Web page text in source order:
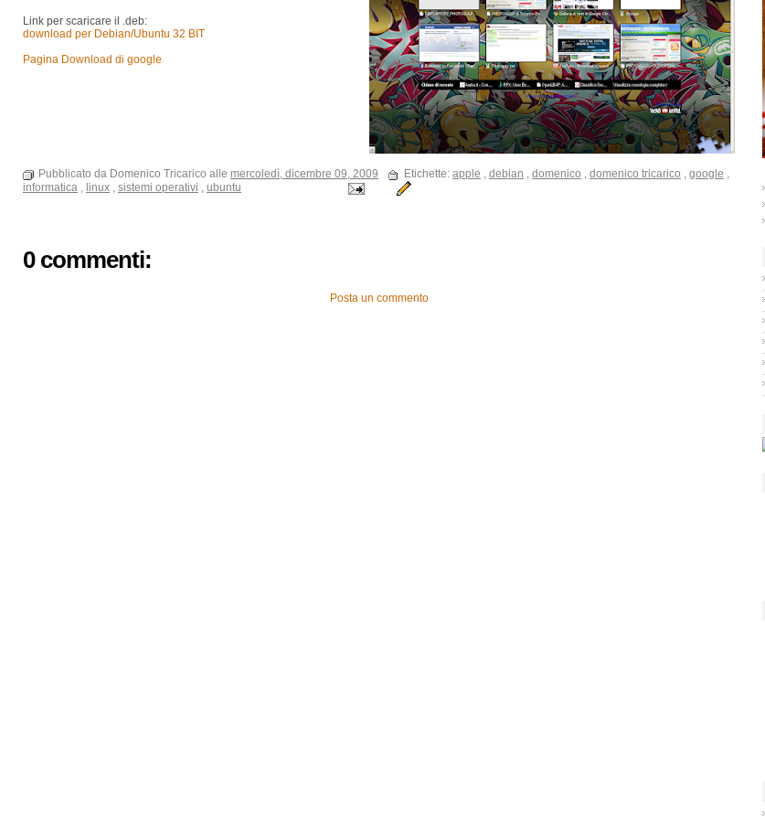
Link per scaricare il .deb:
download per Debian/Ubuntu 32 BIT
Pagina Download di google
Pubblicato da Domenico Tricarico alle mercoledì, dicembre 09, 2009 Etichette: apple , debian , domenico , domenico tricarico , google ,
informatica , linux , sistemi operativi , ubuntu
0 commenti:
Posta un commento